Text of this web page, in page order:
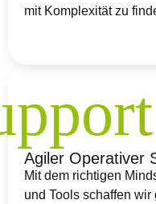
mit Komplexität zu
Agiler Operativer
Mit dem richtigen
und Tools schaffen